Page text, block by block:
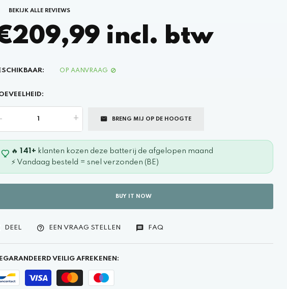
BEKIJK ALLE REVIEWS
incl. btw
OP AANVRAAG
+ BRENG MIJ OP DE HOOGTE
🔥 141+ klanten kozen deze batterij de afgelopen maand
⚡ Vandaag besteld = snel verzonden (BE)
BUY IT NOW
DEEL EEN VRAAG STELLEN FAQ
VEILIG AFREKENEN: